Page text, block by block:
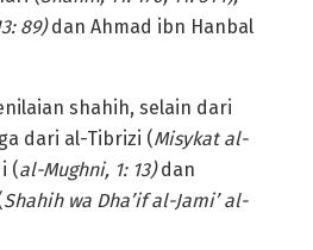
89)dan Ahmad ibn Hanbal
shahih, selain dari
dari al-Tibrizi (Misykat al-
(al-Mughni, 1: 13)dan
Shahih wa Dha’if al-Jami’ al-